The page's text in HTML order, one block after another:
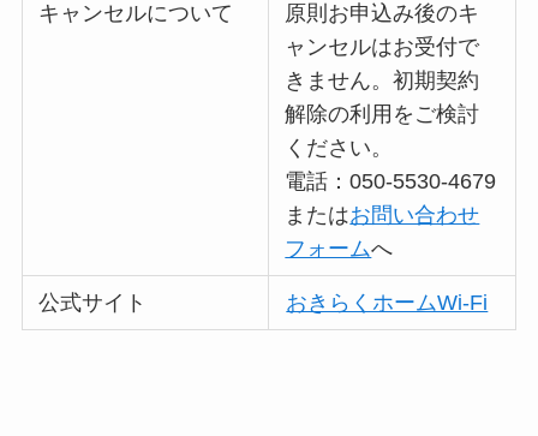
キャンセルについて
原則お申込み後のキ
ャンセルはお受付で
きません。初期契約
解除の利用をご検討
ください。
電話：050-5530-4679
またはお問い合わせ
フォームへ
公式サイト おきらくホームWi-Fi